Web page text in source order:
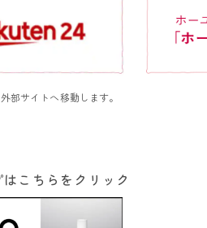
部サイトへ移動します。
こちらをクリック